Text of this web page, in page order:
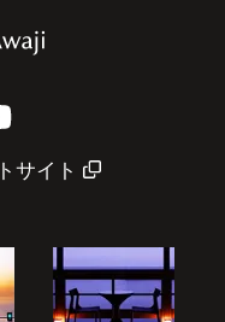
サイト